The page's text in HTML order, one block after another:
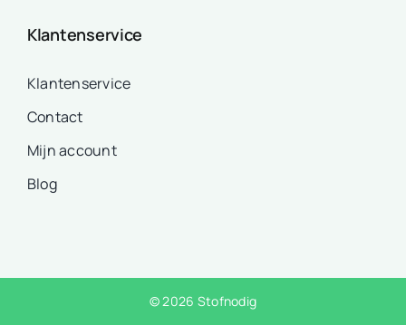
Klantenservice
Klantenservice
Contact
Mijn account
Blog
© 2026 Stofnodig